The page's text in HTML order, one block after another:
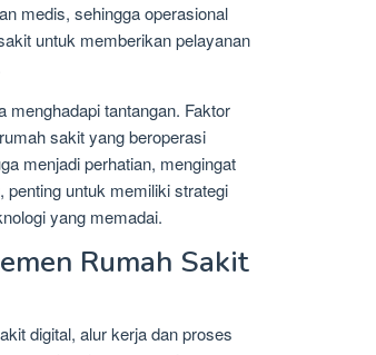
medis, sehingga operasional
untuk memberikan pelayanan
menghadapi tantangan. Faktor
sakit yang beroperasi
menjadi perhatian, mengingat
penting untuk memiliki strategi
yang memadai.
Rumah Sakit
digital, alur kerja dan proses